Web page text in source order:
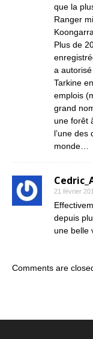
que la
Ranger
Plus de
a
Tarkine
emplois
grand
une forêt
l’une
monde…
21 février
depuis
une belle
Comments are